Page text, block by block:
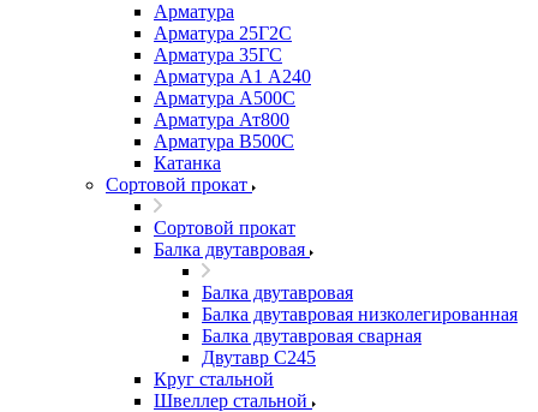
Арматура
Арматура 25Г2С
Арматура 35ГС
Арматура А1 А240
Арматура А500С
Арматура Ат800
Арматура В500С
Катанка
Сортовой прокат
Сортовой прокат
Балка двутавровая
Балка двутавровая
Балка двутавровая низколегированная
Балка двутавровая сварная
Двутавр С245
Круг стальной
Швеллер стальной